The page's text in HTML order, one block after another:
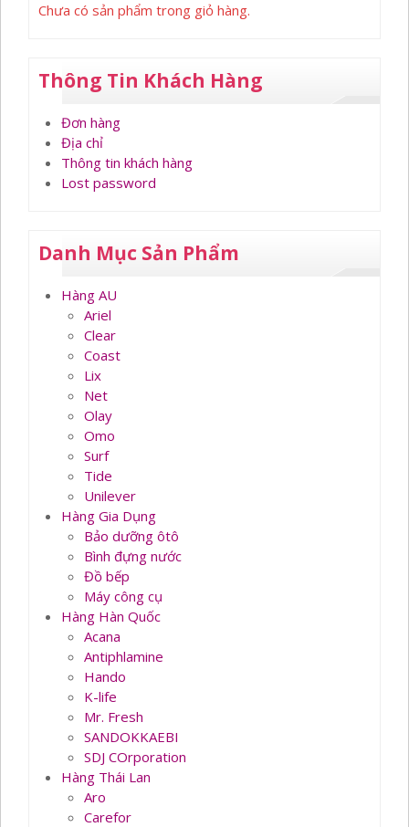
Chưa có sản phẩm trong giỏ hàng.
Thông Tin Khách Hàng
Đơn hàng
Địa chỉ
Thông tin khách hàng
Lost password
Danh Mục Sản Phẩm
Hàng AU
Ariel
Clear
Coast
Lix
Net
Olay
Omo
Surf
Tide
Unilever
Hàng Gia Dụng
Bảo dưỡng ôtô
Bình đựng nước
Đồ bếp
Máy công cụ
Hàng Hàn Quốc
Acana
Antiphlamine
Hando
K-life
Mr. Fresh
SANDOKKAEBI
SDJ COrporation
Hàng Thái Lan
Aro
Carefor